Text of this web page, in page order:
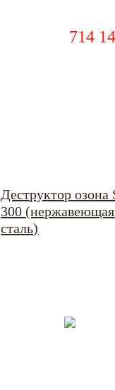
714
Деструктор озона
300 (нержавеющая
сталь)